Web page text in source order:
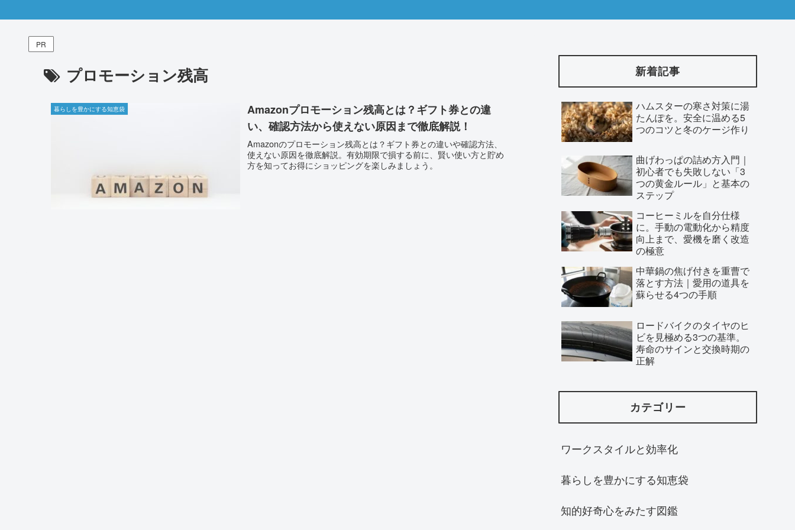
PR
プロモーション残高
暮らしを豊かにする知恵袋
Amazonプロモーション残高とは？ギフト券との違
い、確認方法から使えない原因まで徹底解説！
Amazonのプロモーション残高とは？ギフト券との違いや確認方法、
使えない原因を徹底解説。有効期限で損する前に、賢い使い方と貯め
方を知ってお得にショッピングを楽しみましょう。
新着記事
ハムスターの寒さ対策に湯
たんぽを。安全に温める5
つのコツと冬のケージ作り
曲げわっぱの詰め方入門｜
初心者でも失敗しない「3
つの黄金ルール」と基本の
ステップ
コーヒーミルを自分仕様
に。手動の電動化から精度
向上まで、愛機を磨く改造
の極意
中華鍋の焦げ付きを重曹で
落とす方法｜愛用の道具を
蘇らせる4つの手順
ロードバイクのタイヤのヒ
ビを見極める3つの基準。
寿命のサインと交換時期の
正解
カテゴリー
ワークスタイルと効率化
暮らしを豊かにする知恵袋
知的好奇心をみたす図鑑